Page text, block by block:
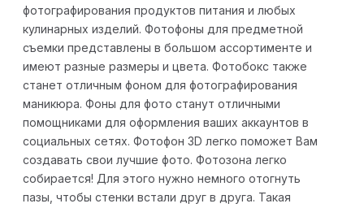
фотографирования продуктов питания и любых
кулинарных изделий. Фотофоны для предметной
съемки представлены в большом ассортименте и
имеют разные размеры и цвета. Фотобокс также
станет отличным фоном для фотографирования
маникюра. Фоны для фото станут отличными
помощниками для оформления ваших аккаунтов в
социальных сетях. Фотофон 3D легко поможет Вам
создавать свои лучшие фото. Фотозона легко
собирается! Для этого нужно немного отогнуть
пазы, чтобы стенки встали друг в друга. Такая